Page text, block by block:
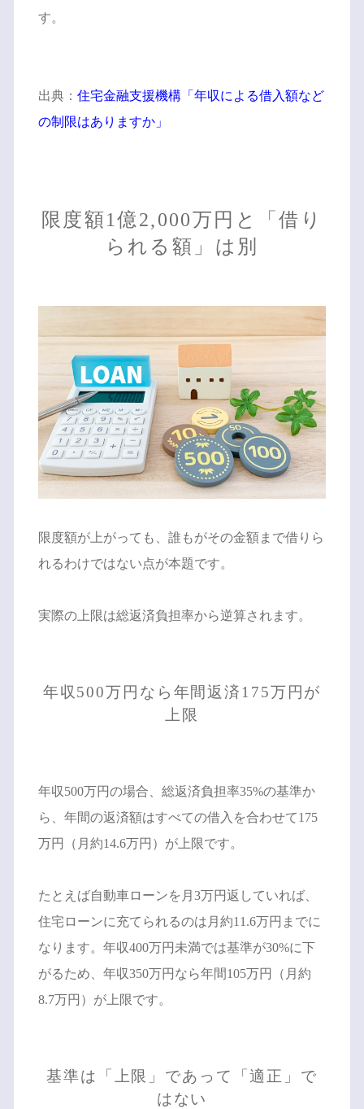
す。
出典： 住宅金融支援機構「年収による借入額など
の制限はありますか」
限度額1億2,000万円と「借り
られる額」は別
限度額が上がっても、誰もがその金額まで借りら
れるわけではない点が本題です。
実際の上限は総返済負担率から逆算されます。
年収500万円なら年間返済175万円が
上限
年収500万円の場合、総返済負担率35%の基準か
ら、年間の返済額はすべての借入を合わせて175
万円（月約14.6万円）が上限です。
たとえば自動車ローンを月3万円返していれば、
住宅ローンに充てられるのは月約11.6万円までに
なります。年収400万円未満では基準が30%に下
がるため、年収350万円なら年間105万円（月約
8.7万円）が上限です。
基準は「上限」であって「適正」で
はない